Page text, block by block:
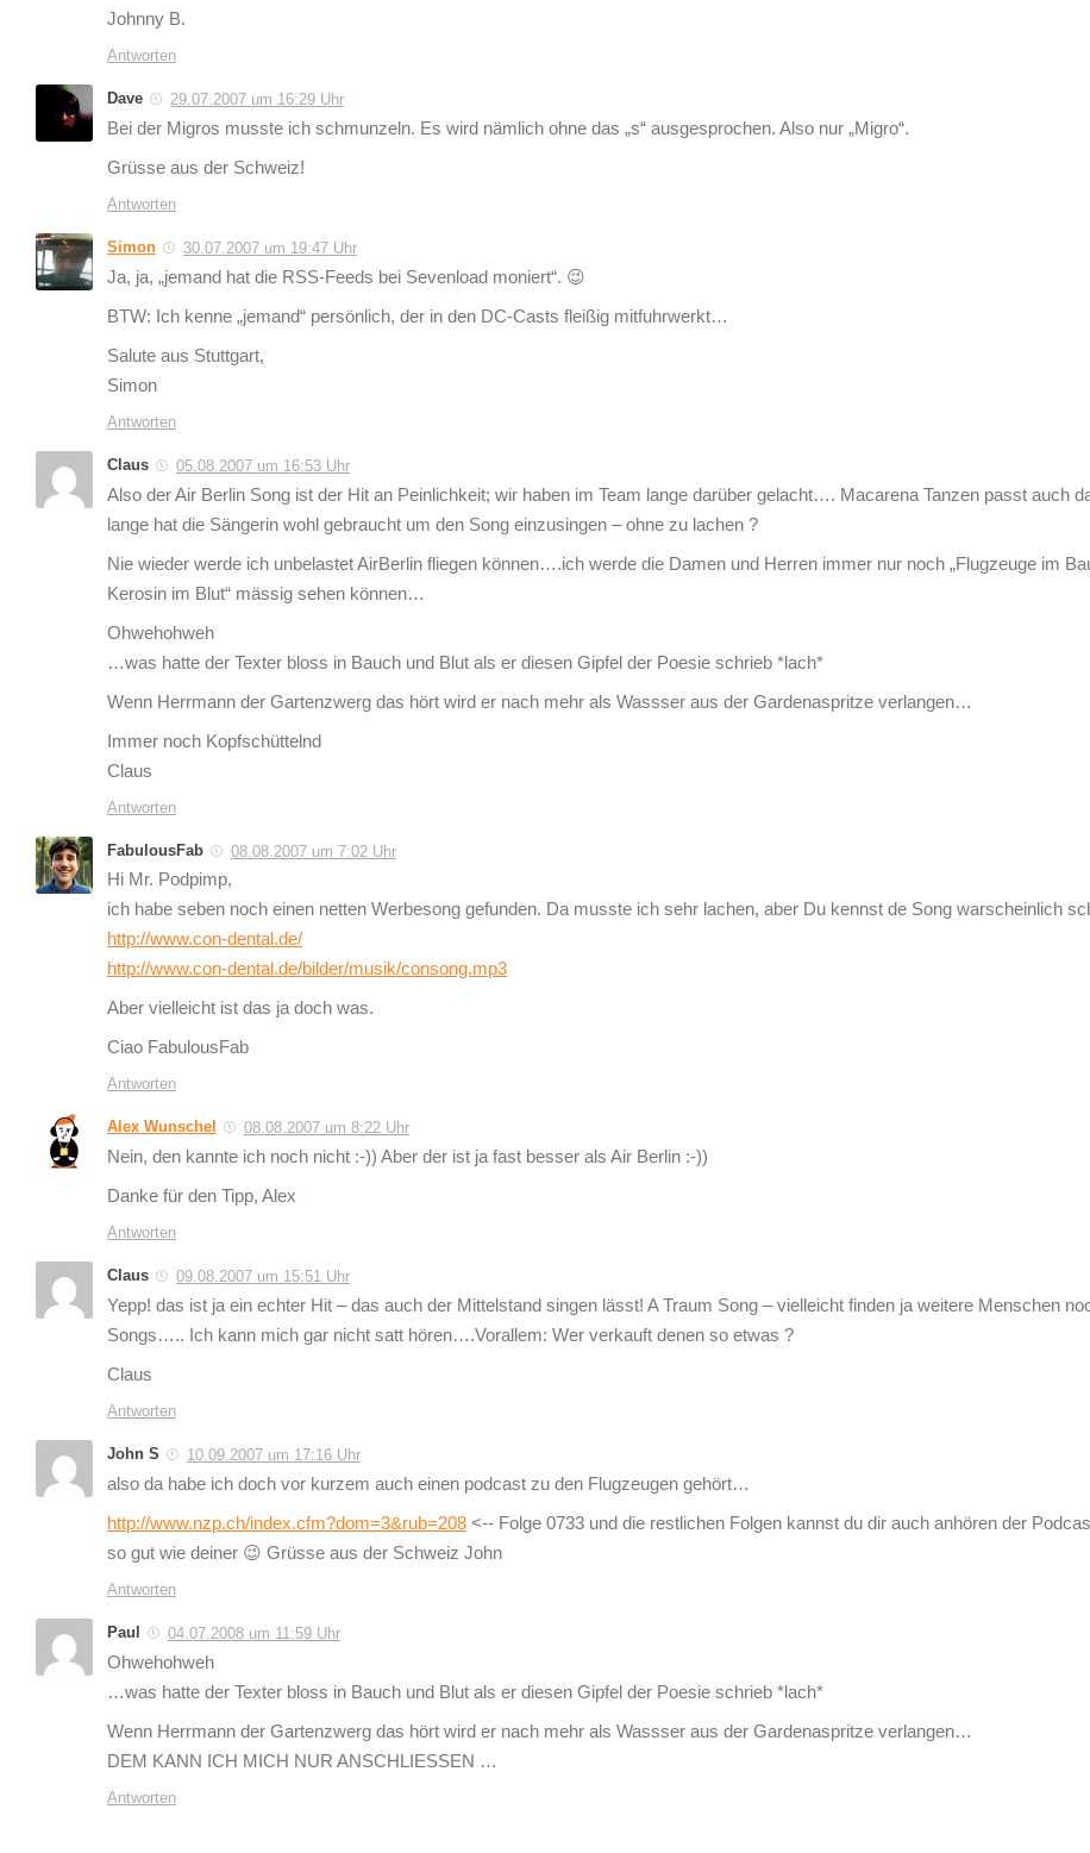
Johnny B.
Antworten
Dave 29.07.2007 um 16:29 Uhr
Bei der Migros musste ich schmunzeln. Es wird nämlich ohne das „s“ ausgesprochen. Also nur „Migro“.
Grüsse aus der Schweiz!
Antworten
Simon 30.07.2007 um 19:47 Uhr
Ja, ja, „jemand hat die RSS-Feeds bei Sevenload moniert“. 😉
BTW: Ich kenne „jemand“ persönlich, der in den DC-Casts fleißig mitfuhrwerkt…
Salute aus Stuttgart,
Simon
Antworten
Claus 05.08.2007 um 16:53 Uhr
Also der Air Berlin Song ist der Hit an Peinlichkeit; wir haben im Team lange darüber gelacht…. Macarena Tanzen passt auch
lange hat die Sängerin wohl gebraucht um den Song einzusingen – ohne zu lachen ?
Nie wieder werde ich unbelastet AirBerlin fliegen können….ich werde die Damen und Herren immer nur noch „Flugzeuge im
Kerosin im Blut“ mässig sehen können…
Ohwehohweh
…was hatte der Texter bloss in Bauch und Blut als er diesen Gipfel der Poesie schrieb *lach*
Wenn Herrmann der Gartenzwerg das hört wird er nach mehr als Wassser aus der Gardenaspritze verlangen…
Immer noch Kopfschüttelnd
Claus
Antworten
FabulousFab 08.08.2007 um 7:02 Uhr
Hi Mr. Podpimp,
ich habe seben noch einen netten Werbesong gefunden. Da musste ich sehr lachen, aber Du kennst de Song warscheinlich
http://www.con-dental.de/
http://www.con-dental.de/bilder/musik/consong.mp3
Aber vielleicht ist das ja doch was.
Ciao FabulousFab
Antworten
Alex Wunschel 08.08.2007 um 8:22 Uhr
Nein, den kannte ich noch nicht :-)) Aber der ist ja fast besser als Air Berlin :-))
Danke für den Tipp, Alex
Antworten
Claus 09.08.2007 um 15:51 Uhr
Yepp! das ist ja ein echter Hit – das auch der Mittelstand singen lässt! A Traum Song – vielleicht finden ja weitere Menschen
Songs….. Ich kann mich gar nicht satt hören….Vorallem: Wer verkauft denen so etwas ?
Claus
Antworten
John S 10.09.2007 um 17:16 Uhr
also da habe ich doch vor kurzem auch einen podcast zu den Flugzeugen gehört…
http://www.nzp.ch/index.cfm?dom=3&rub=208 <-- Folge 0733 und die restlichen Folgen kannst du dir auch anhören der
so gut wie deiner 😉 Grüsse aus der Schweiz John
Antworten
Paul 04.07.2008 um 11:59 Uhr
Ohwehohweh
…was hatte der Texter bloss in Bauch und Blut als er diesen Gipfel der Poesie schrieb *lach*
Wenn Herrmann der Gartenzwerg das hört wird er nach mehr als Wassser aus der Gardenaspritze verlangen…
DEM KANN ICH MICH NUR ANSCHLIESSEN …
Antworten